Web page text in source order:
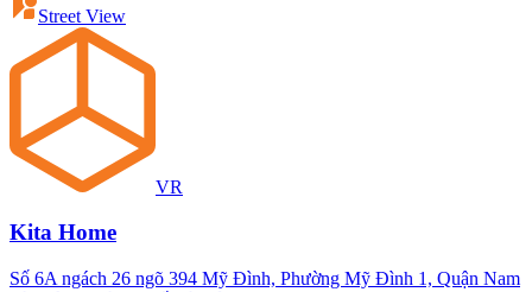
Street View
VR
Kita Home
Số 6A ngách 26 ngõ 394 Mỹ Đình, Phường Mỹ Đình 1, Quận Nam